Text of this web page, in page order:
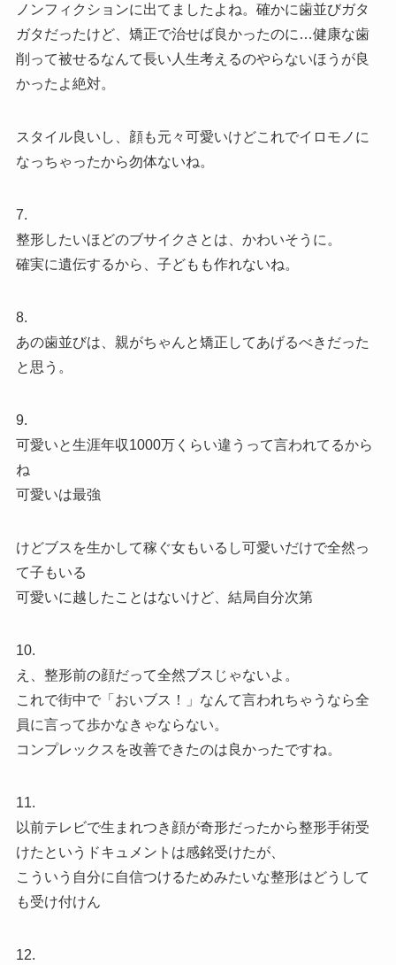
ノンフィクションに出てましたよね。確かに歯並びガタ
ガタだったけど、矯正で治せば良かったのに…健康な歯
削って被せるなんて長い人生考えるのやらないほうが良
かったよ絶対。
スタイル良いし、顔も元々可愛いけどこれでイロモノに
なっちゃったから勿体ないね。
7.
整形したいほどのブサイクさとは、かわいそうに。
確実に遺伝するから、子どもも作れないね。
8.
あの歯並びは、親がちゃんと矯正してあげるべきだった
と思う。
9.
可愛いと生涯年収1000万くらい違うって言われてるから
ね
可愛いは最強
けどブスを生かして稼ぐ女もいるし可愛いだけで全然っ
て子もいる
可愛いに越したことはないけど、結局自分次第
10.
え、整形前の顔だって全然ブスじゃないよ。
これで街中で「おいブス！」なんて言われちゃうなら全
員に言って歩かなきゃならない。
コンプレックスを改善できたのは良かったですね。
11.
以前テレビで生まれつき顔が奇形だったから整形手術受
けたというドキュメントは感銘受けたが、
こういう自分に自信つけるためみたいな整形はどうして
も受け付けん
12.